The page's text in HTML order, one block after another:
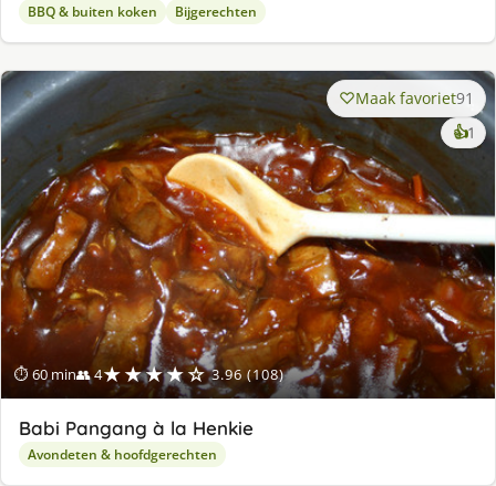
BBQ & buiten koken Bijgerechten
⏱ 60 min👥 4★★★★☆ 3.96 (108)
Maak favoriet91
👍1
Babi Pangang à la Henkie
Avondeten & hoofdgerechten